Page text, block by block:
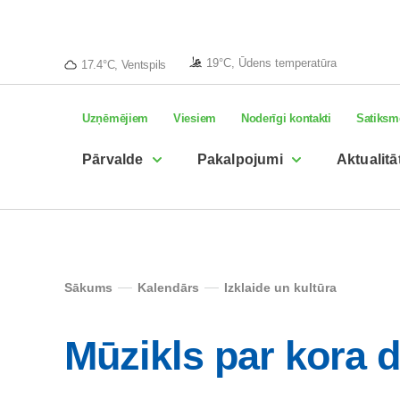
17.4°C, Ventspils 19°C, Ūdens temperatūra
Uzņēmējiem Viesiem Noderīgi kontakti
Pārvalde Pakalpojumi
Sākums Kalendārs Izklaide un kultūra
Mūzikls par kora